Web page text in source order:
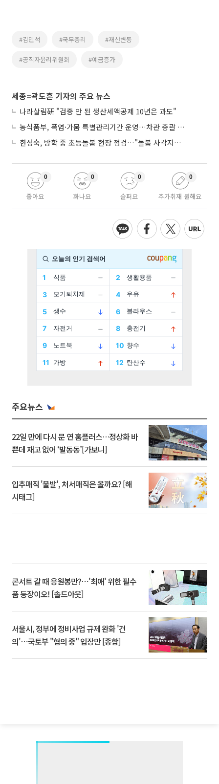
#김민석 #국무총리 #재산변동
#공직자윤리위원회 #예금증가
세종=곽도흔 기자의 주요 뉴스
나라살림硏 "검증 안 된 생산세액공제 10년은 과도"
농식품부, 폭염·가뭄 특별관리기간 운영…차관 총괄 대응체계 격상
한성숙, 방학 중 초등돌봄 현장 점검…"돌봄 사각지대 없애야"
좋아요
0
화나요
0
슬퍼요
0
추가취재 원해요
0
주요뉴스
22일 만에 다시 문 연 홈플러스…정상화 바
쁜데 재고 없어 ‘발동동’[가보니]
입추매직 '불발', 처서매직은 올까요? [해
시태그]
콘서트 갈 때 응원봉만?⋯'최애' 위한 필수
품 등장이오! [솔드아웃]
서울시, 정부에 정비사업 규제 완화 '건
의'⋯국토부 "협의 중" 입장만 [종합]